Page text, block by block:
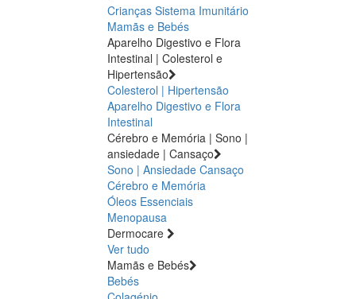
Crianças Sistema Imunitário
Mamãs e Bebés
Aparelho Digestivo e Flora
Intestinal | Colesterol e
Hipertensão
Colesterol | Hipertensão
Aparelho Digestivo e Flora
Intestinal
Cérebro e Memória | Sono |
ansiedade | Cansaço
Sono | Ansiedade Cansaço
Cérebro e Memória
Óleos Essenciais
Menopausa
Dermocare
Ver tudo
Mamãs e Bebés
Bebés